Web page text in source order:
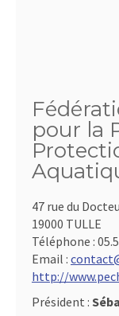
pour la
47 rue du
19000 TULLE
Téléphone :
Email :
http://
Président :